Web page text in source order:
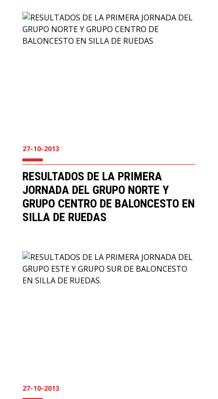
27-10-2013
RESULTADOS DE LA PRIMERA
JORNADA DEL GRUPO NORTE Y
GRUPO CENTRO DE BALONCESTO EN
SILLA DE RUEDAS
27-10-2013